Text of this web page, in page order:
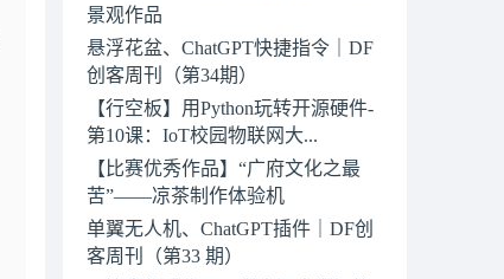
景观作品
悬浮花盆、ChatGPT快捷指令｜DF
创客周刊（第34期）
【行空板】用Python玩转开源硬件-
第10课：IoT校园物联网大...
【比赛优秀作品】“广府文化之最
苦”——凉茶制作体验机
单翼无人机、ChatGPT插件｜DF创
客周刊（第33 期）